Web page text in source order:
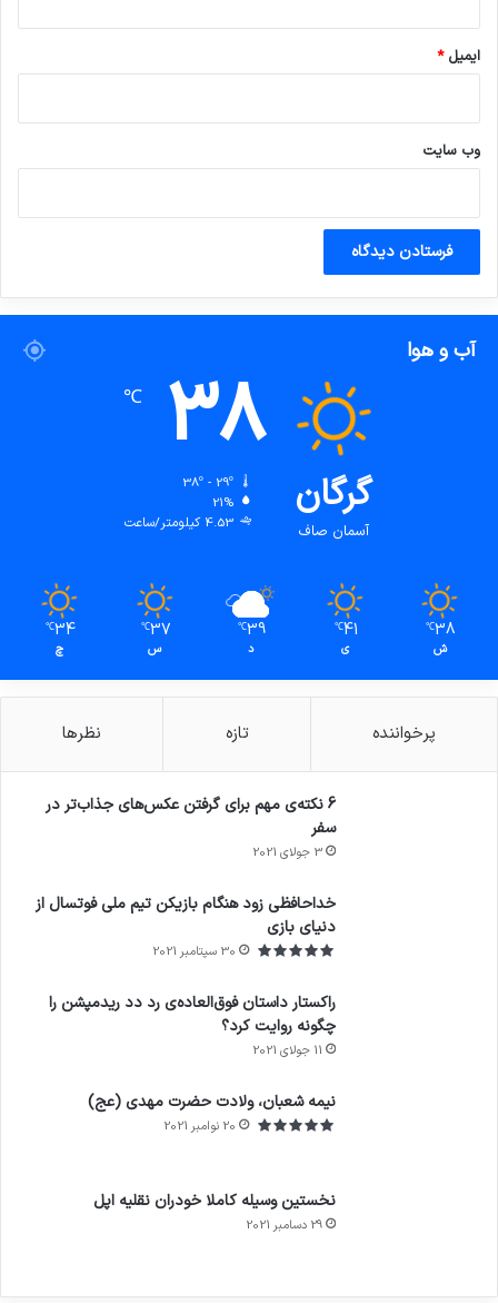
ایمیل*
وب‌ سایت
آب و هوا
گرگان
آسمان صاف
38
℃
38º - 29º
21%
4.53 کیلومتر/ساعت
38
℃
ش
41
℃
ی
39
℃
د
37
℃
س
34
℃
چ
پرخواننده تازه نظرها
6 نکته‌ی مهم برای گرفتن عکس‌های جذاب‌تر در
سفر
3 جولای 2021
خداحافظی زود هنگام بازیکن تیم ملی فوتسال از
دنیای بازی
30 سپتامبر 2021
راکستار داستان فوق‌العاده‌ی رد دد ریدمپشن را
چگونه روایت کرد؟
11 جولای 2021
نیمه شعبان، ولادت حضرت مهدی (عج)
20 نوامبر 2021
نخستین وسیله کاملا خودران نقلیه اپل
29 دسامبر 2021